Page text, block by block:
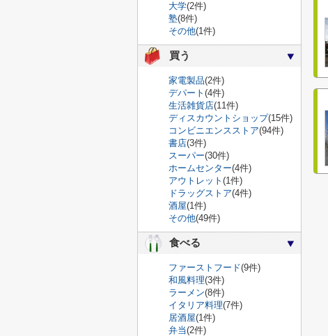
大学(2件)
塾(8件)
その他(1件)
買う
家電製品(2件)
デパート (4件)
生活雑貨店(11件)
ディスカウントショップ(15件)
コンビニエンスストア(94件)
書店(3件)
スーパー(30件)
ホームセンター(4件)
アウトレット (1件)
ドラッグストア(4件)
酒屋(1件)
その他(49件)
食べる
ファーストフード(9件)
和風料理(3件)
ラーメン(8件)
イタリア料理(7件)
居酒屋(1件)
弁当(2件)